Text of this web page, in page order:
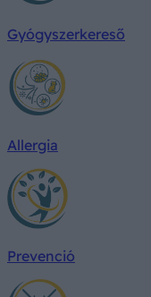
Gyógyszerkereső
Allergia
Prevenció